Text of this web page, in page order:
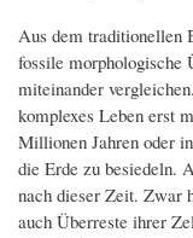
Aus dem traditionellen
fossile morphologische
miteinander
komplexes Leben erst
Millionen Jahren oder
die Erde zu besiedeln.
nach dieser Zeit. Zwar
auch Überreste ihrer